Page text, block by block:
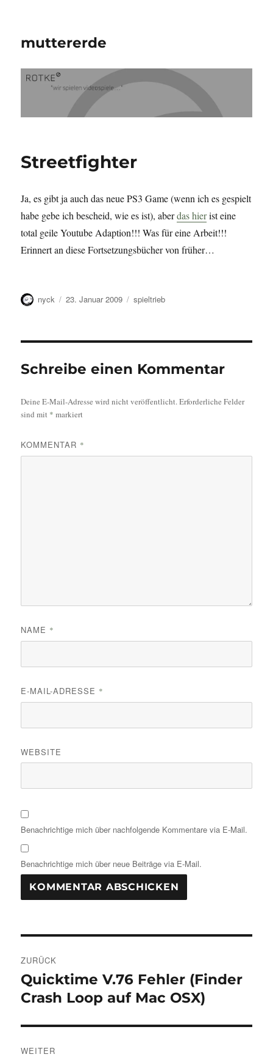
muttererde
Streetfighter
Ja, es gibt ja auch das neue PS3 Game (wenn ich es gespielt
habe gebe ich bescheid, wie es ist), aberdas hierist eine
total geile Youtube Adaption!!! Was für eine Arbeit!!!
Erinnert an diese Fortsetzungsbücher von früher…
Autor
nyck
Veröffentlicht
23. Januar 2009 Kategorien
spieltrieb
Schreibe einen Kommentar
Deine E-Mail-Adresse wird nicht veröffentlicht.Erforderliche Felder
sind mit * markiert
KOMMENTAR *
NAME *
E-MAIL-ADRESSE *
WEBSITE
Benachrichtige mich über nachfolgende Kommentare via E-Mail.
Benachrichtige mich über neue Beiträge via E-Mail.
ZURÜCK
Vorheriger
Beitrag:
Quicktime V.76 Fehler (Finder
Crash Loop auf Mac OSX)
WEITER